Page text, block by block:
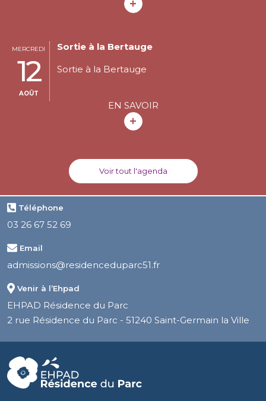
MERCREDI
12
AOÛT
Sortie à la Bertauge
Sortie à la Bertauge
EN SAVOIR
Voir tout l'agenda
Téléphone
03 26 67 52 69
Email
admissions@residenceduparc51.fr
Venir à l’Ehpad
EHPAD Résidence du Parc
2 rue Résidence du Parc - 51240 Saint-Germain la Ville